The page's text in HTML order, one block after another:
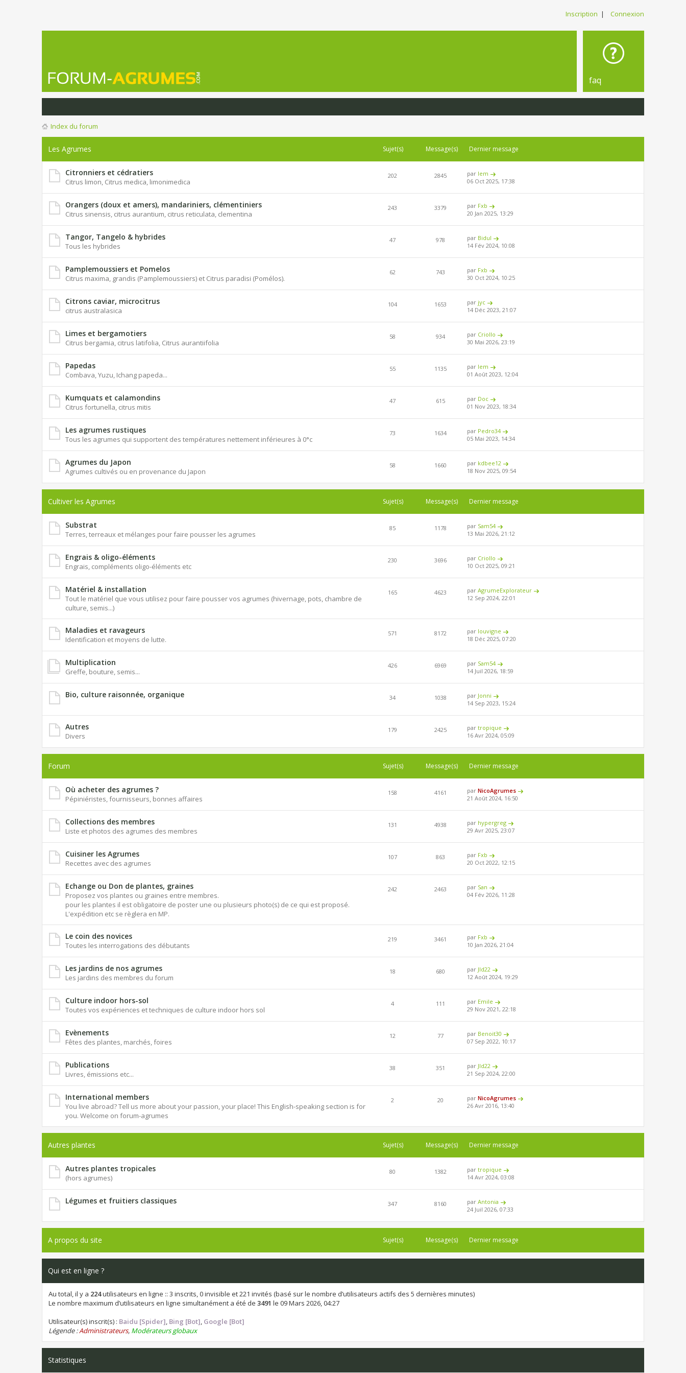
Inscription | Connexion
faq
Index du forum
Les Agrumes Sujet(s) Message(s) Dernier message
Citronniers et cédratiers
Citrus limon, Citrus medica, limonimedica
202 2845 par lem
06 Oct 2025, 17:38
Orangers (doux et amers), mandariniers, clémentiniers
Citrus sinensis, citrus aurantium, citrus reticulata, clementina
243 3379 par Fxb
20 Jan 2025, 13:29
Tangor, Tangelo & hybrides
Tous les hybrides
47 978 par Bidul
14 Fév 2024, 10:08
Pamplemoussiers et Pomelos
Citrus maxima, grandis (Pamplemoussiers) et Citrus paradisi (Pomélos).
62 743 par Fxb
30 Oct 2024, 10:25
Citrons caviar, microcitrus
citrus australasica
104 1653 par jyc
14 Déc 2023, 21:07
Limes et bergamotiers
Citrus bergamia, citrus latifolia, Citrus aurantiifolia
58 934 par Criollo
30 Mai 2026, 23:19
Papedas
Combava, Yuzu, Ichang papeda...
55 1135 par lem
01 Août 2023, 12:04
Kumquats et calamondins
Citrus fortunella, citrus mitis
47 615 par Doc
01 Nov 2023, 18:34
Les agrumes rustiques
Tous les agrumes qui supportent des températures nettement inférieures à 0°c
73 1634 par Pedro34
05 Mai 2023, 14:34
Agrumes du Japon
Agrumes cultivés ou en provenance du Japon
58 1660 par kdbee12
18 Nov 2025, 09:54
Cultiver les Agrumes Sujet(s) Message(s) Dernier message
Substrat
Terres, terreaux et mélanges pour faire pousser les agrumes
85 1178 par Sam54
13 Mai 2026, 21:12
Engrais & oligo-éléments
Engrais, compléments oligo-éléments etc
230 3696 par Criollo
10 Oct 2025, 09:21
Matériel & installation
Tout le matériel que vous utilisez pour faire pousser vos agrumes (hivernage, pots, chambre de
culture, semis...)
165 4623 parAgrumeExplorateur
12 Sep 2024, 22:01
Maladies et ravageurs
Identification et moyens de lutte.
571 8172 par louvigne
18 Déc 2025, 07:20
Multiplication
Greffe, bouture, semis...
426 6969 par Sam54
14 Juil 2026, 18:59
Bio, culture raisonnée, organique 34 1038 par Jonni
14 Sep 2023, 15:24
Autres
Divers
179 2425 partropique
16 Avr 2024, 05:09
Forum Sujet(s) Message(s) Dernier message
Où acheter des agrumes ?
Pépiniéristes, fournisseurs, bonnes affaires
158 4161 parNicoAgrumes
21 Août 2024, 16:50
Collections des membres
Liste et photos des agrumes des membres
131 4938 par hypergreg
29 Avr 2025, 23:07
Cuisiner les Agrumes
Recettes avec des agrumes
107 863 par Fxb
20 Oct 2022, 12:15
Echange ou Don de plantes, graines
Proposez vos plantes ou graines entre membres.
pour les plantes il est obligatoire de poster une ou plusieurs photo(s) de ce qui est proposé.
L'expédition etc se règlera en MP.
242 2463 par San
04 Fév 2026, 11:28
Le coin des novices
Toutes les interrogations des débutants
219 3461 par Fxb
10 Jan 2026, 21:04
Les jardins de nos agrumes
Les jardins des membres du forum
18 680 par Jld22
12 Août 2024, 19:29
Culture indoor hors-sol
Toutes vos expériences et techniques de culture indoor hors sol
4 111 par Emile
29 Nov 2021, 22:18
Evènements
Fêtes des plantes, marchés, foires
12 77 par Benoit30
07 Sep 2022, 10:17
Publications
Livres, émissions etc...
38 351 par Jld22
21 Sep 2024, 22:00
International members
You live abroad? Tell us more about your passion, your place! This English-speaking section is for
you. Welcome on forum-agrumes
2 20 parNicoAgrumes
26 Avr 2016, 13:40
Autres plantes Sujet(s) Message(s) Dernier message
Autres plantes tropicales
(hors agrumes)
80 1382 partropique
14 Avr 2024, 03:08
Légumes et fruitiers classiques 347 8160 parAntonia
24 Juil 2026, 07:33
A propos du site Sujet(s) Message(s) Dernier message
Qui est en ligne ?
Au total, il y a 224utilisateurs en ligne :: 3 inscrits, 0 invisible et 221 invités (basé sur le nombre d’utilisateurs actifs des 5 dernières minutes)
Le nombre maximum d’utilisateurs en ligne simultanément a été de 3491 le 09 Mars 2026, 04:27
Utilisateur(s) inscrit(s) : Baidu [Spider], Bing [Bot], Google [Bot]
Légende :Administrateurs, Modérateurs globaux
Statistiques